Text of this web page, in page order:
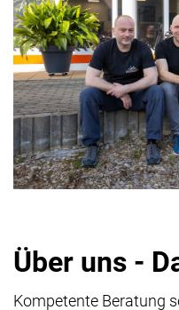
Über uns -
Kompetente Beratung